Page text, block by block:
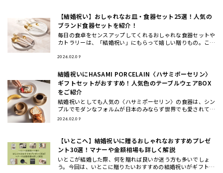
【結婚祝い】おしゃれなお皿・食器セット25選！人気の
ブランド食器セットを紹介！
毎日の食卓をセンスアップしてくれるおしゃれな食器セットや
カトラリーは、「結婚祝い」にもらって嬉しい贈りもの。ここ
って嬉しいテ
2026.02.09
結婚祝いにHASAMI PORCELAIN〈ハサミポーセリン〉
ギフトセットがおすすめ！人気色のテーブルウェアBOX
をご紹介
結婚祝いとしても人気の〈ハサミポーセリン〉の食器は、シン
プルでモダンなフォルムが日本のみならず世界でも愛されてお
り今、注目のテーブルウェアブランド。今回は、波佐見焼の伝
2026.02.09
【いとこへ】結婚祝いに贈るおしゃれなおすすめプレゼ
ント30選！マナーや金額相場も詳しく解説
いとこが結婚した際、何を贈れば良いか迷う方も多いでしょ
う。今回は、いとこに贈りたいおすすめの結婚祝いがギフトの